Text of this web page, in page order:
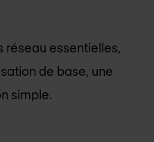
réseau essentielles,
de base, une
simple.